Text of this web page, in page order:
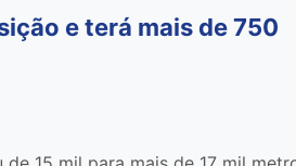
e terá mais de 750